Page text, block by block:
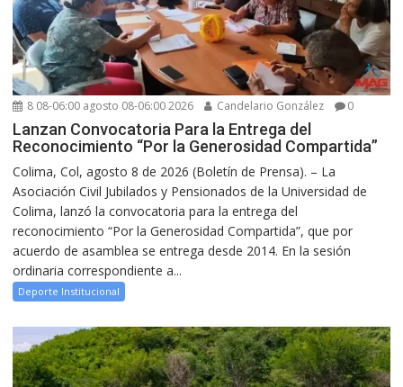
8 08-06:00 agosto 08-06:00 2026 Candelario González 0
Lanzan Convocatoria Para la Entrega del
Reconocimiento “Por la Generosidad Compartida”
Colima, Col, agosto 8 de 2026 (Boletín de Prensa). – La
Asociación Civil Jubilados y Pensionados de la Universidad de
Colima, lanzó la convocatoria para la entrega del
reconocimiento “Por la Generosidad Compartida”, que por
acuerdo de asamblea se entrega desde 2014. En la sesión
ordinaria correspondiente a...
Deporte Institucional